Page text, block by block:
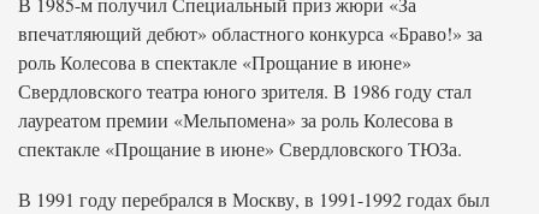
впечатляющий дебют» областного конкурса «Браво!» за
роль Колесова в спектакле «Прощание в июне»
Свердловского театра юного зрителя. В 1986 году стал
лауреатом премии «Мельпомена» за роль Колесова в
спектакле «Прощание в июне» Свердловского ТЮЗа.
В 1991 году перебрался в Москву, в 1991-1992 годах был